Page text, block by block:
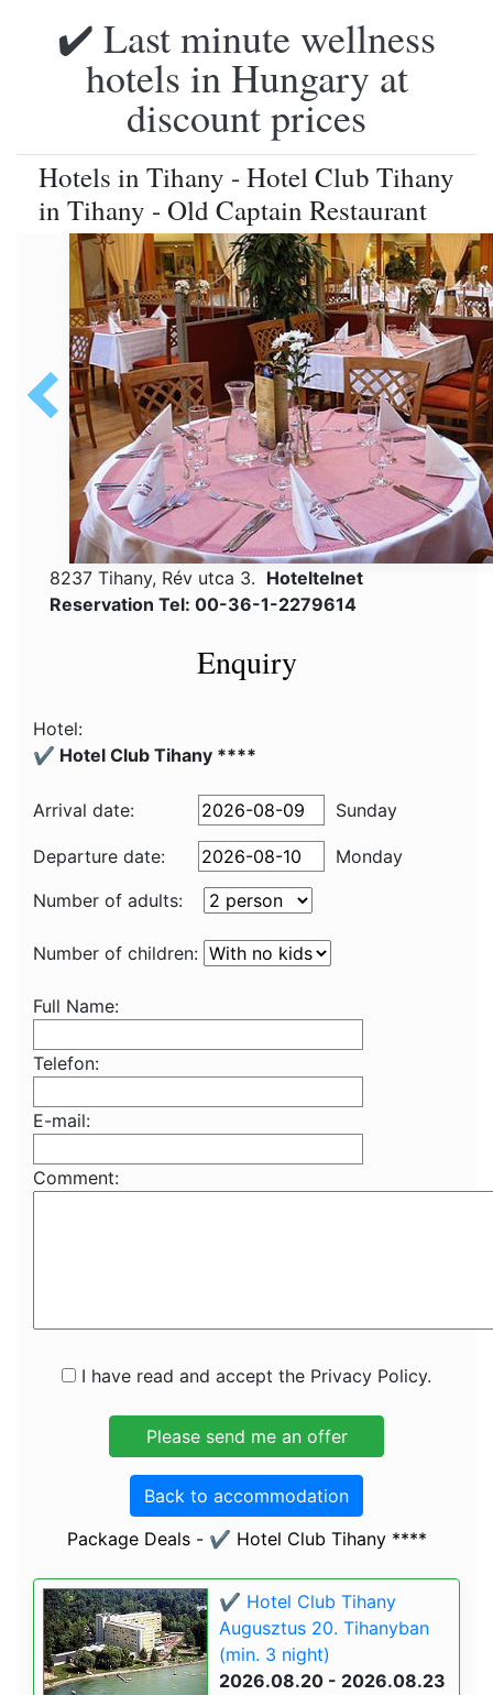
✔️ Last minute wellness
hotels in Hungary at
discount prices
Hotels in Tihany - Hotel Club Tihany
in Tihany - Old Captain Restaurant
8237 Tihany, Rév utca 3. Hoteltelnet
Reservation Tel: 00-36-1-2279614
Enquiry
Hotel:
✔️ Hotel Club Tihany ****
Arrival date: Sunday
Departure date:
Monday
Number of adults:
Number of children:
Full Name:
Telefon:
E-mail:
Comment:
I have read and accept the Privacy Policy.
Back to accommodation
Package Deals - ✔️ Hotel Club Tihany ****
✔️ Hotel Club Tihany
Augusztus 20. Tihanyban
(min. 3 night)
2026.08.20 - 2026.08.23